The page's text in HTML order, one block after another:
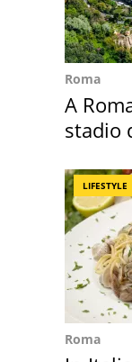
Roma
A
stadio
LIFESTYLE
Roma